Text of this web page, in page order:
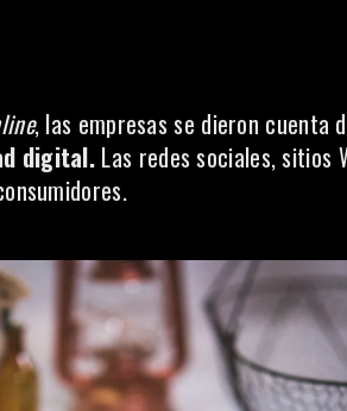
, las empresas se dieron cuenta
digital. Las redes sociales, sitios